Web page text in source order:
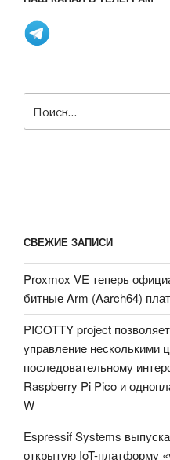
СВЕЖИЕ ЗАПИСИ
Proxmox VE теперь
битные Arm (Aarch64)
PICOTTY project
управление несколькими
последовательному
Raspberry Pi Pico и
W
Espressif Systems
открытую IoT-платформу